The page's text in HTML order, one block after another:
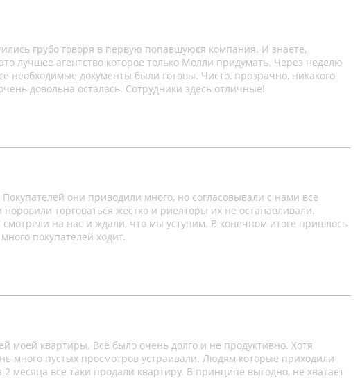
грубо говоря в первую попавшуюся компания. И знаете,
лучшее агентство которое только Молли придумать. Через неделю
необходимые документы были готовы. Чисто, прозрачно, никакого
довольна осталась. Сотрудники здесь отличные!
они приводили много, но согласовывали с нами все
торговаться жестко и риелторы их не останавливали.
смотрели на нас и ждали, что мы уступим. В конечном итоге пришлось
покупателей ходит.
моей квартиры. Всё было очень долго и не продуктивно. Хотя
много пустых просмотров устраивали. Людям которые приходили
месяца все таки продали квартиру. В принципе выгодно, не хватает